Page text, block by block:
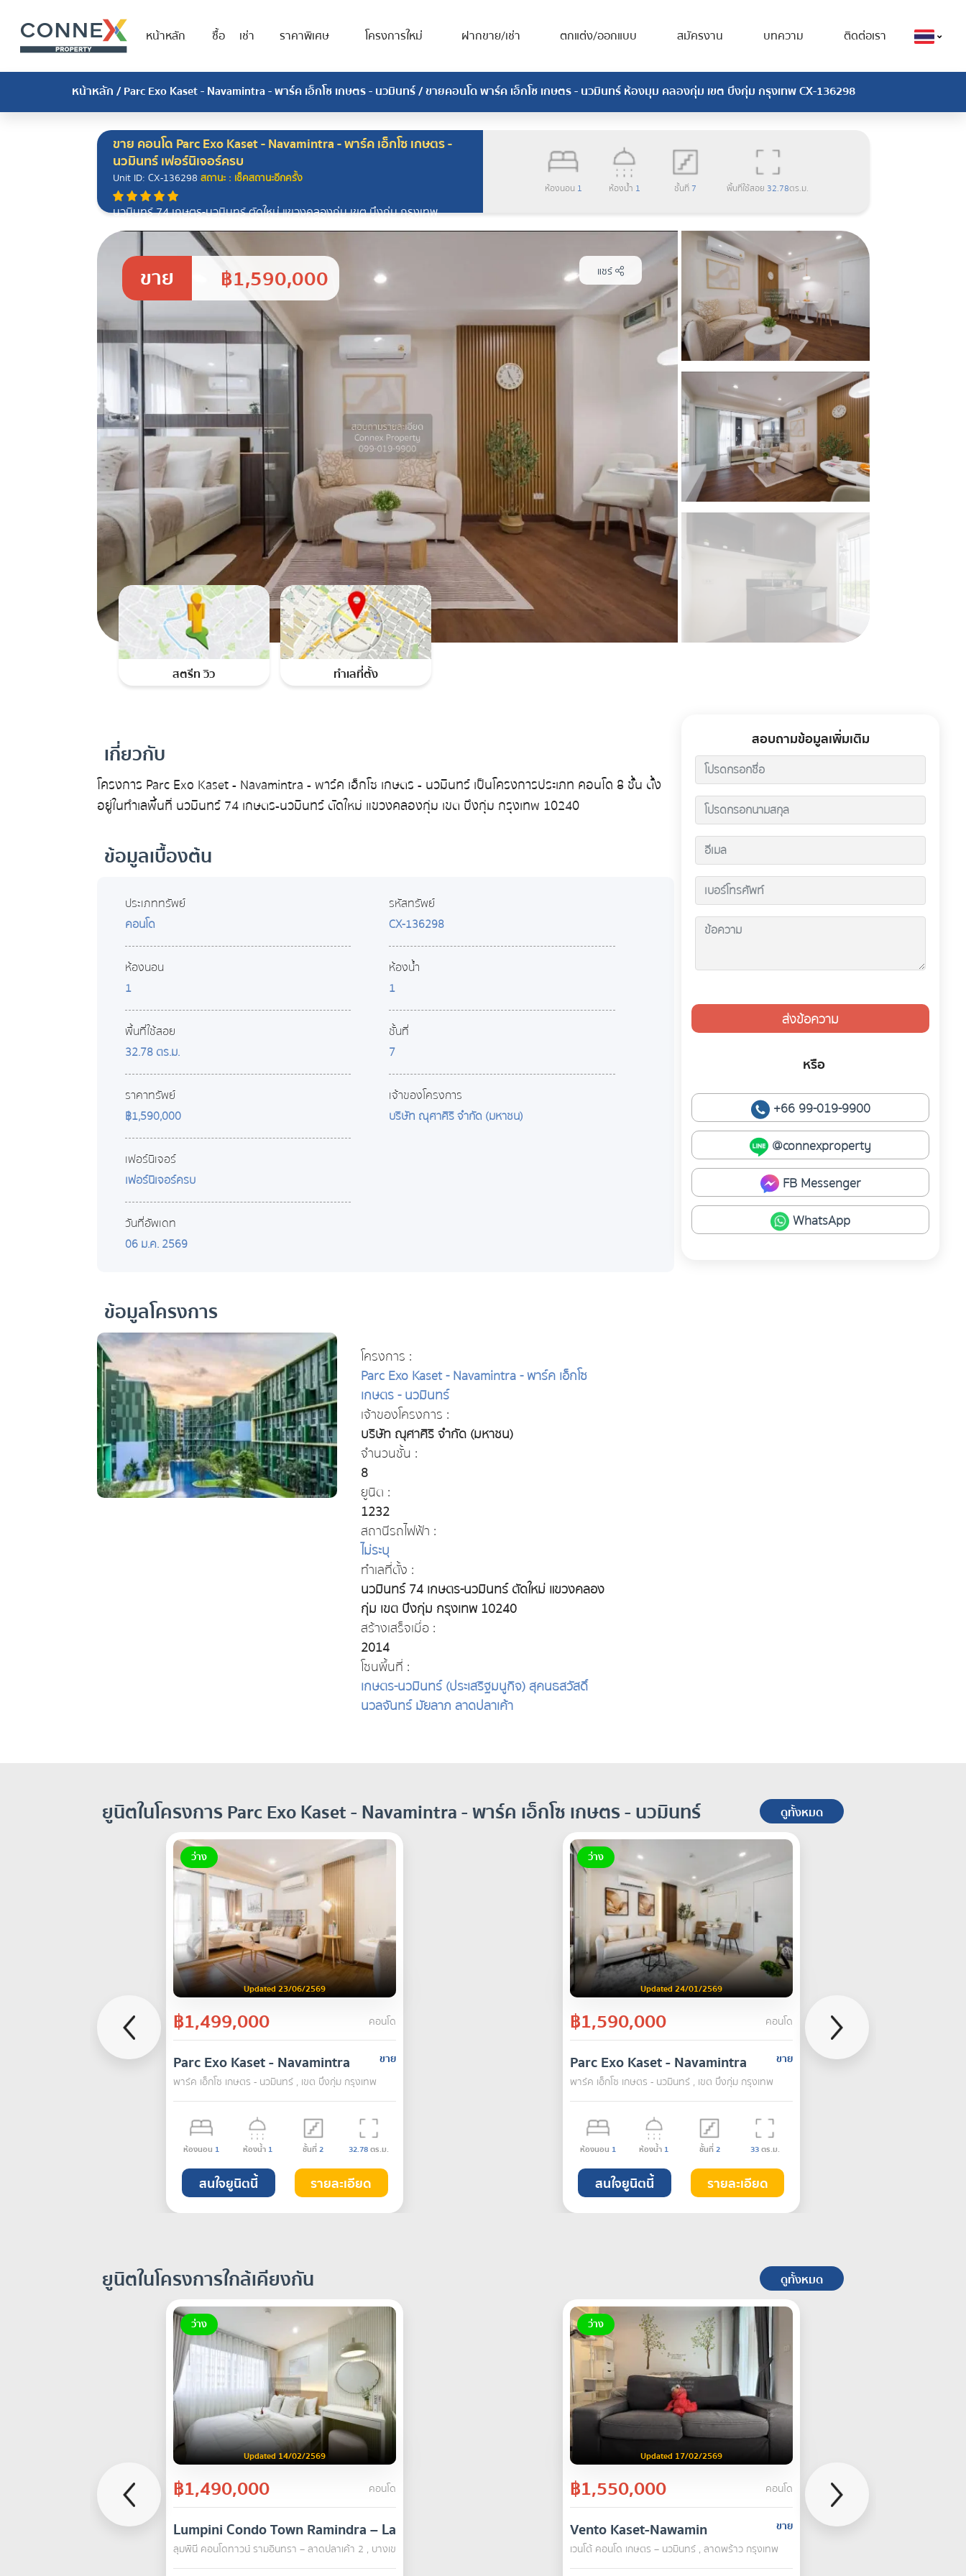
หน้าหลัก ซื้อ เช่า ราคาพิเศษ โครงการใหม่ ฝากขาย/เช่า ตกแต่ง/ออกแบบ สมัครงาน บทความ ติดต่อเรา
หน้าหลัก/Parc Exo Kaset - Navamintra - พาร์ค เอ็กโซ เกษตร - นวมินทร์/ ขายคอนโด พาร์ค เอ็กโซ เกษตร - นวมินทร์ ห้องมุม คลองกุ่ม เขต บึงกุ่ม กรุงเทพ CX-136298
ขาย คอนโด Parc Exo Kaset - Navamintra - พาร์ค เอ็กโซ เกษตร -
นวมินทร์ เฟอร์นิเจอร์ครบ
Unit ID: CX-136298 สถานะ : เช็คสถานะอีกครั้ง
นวมินทร์ 74 เกษตร-นวมินทร์ ตัดใหม่ แขวงคลองกุ่ม เขต บึงกุ่ม กรุงเทพ
10240
ห้องนอน 1 ห้องน้ำ 1 ชั้นที่ 7 พื้นที่ใช้สอย 32.78ตร.ม.
ขาย ฿1,590,000 แชร์
สตรีท วิว ทำเลที่ตั้ง
เกี่ยวกับ
โครงการ Parc Exo Kaset - Navamintra - พาร์ค เอ็กโซ เกษตร - นวมินทร์ เป็นโครงการประเภท คอนโด 8 ชั้น ตั้ง
อยู่ในทำเลพื้นที่ นวมินทร์ 74 เกษตร-นวมินทร์ ตัดใหม่ แขวงคลองกุ่ม เขต บึงกุ่ม กรุงเทพ 10240
ข้อมูลเบื้องต้น
ประเภททรัพย์
คอนโด
ห้องนอน
1
พื้นที่ใช้สอย
32.78 ตร.ม.
ราคาทรัพย์
฿1,590,000
เฟอร์นิเจอร์
เฟอร์นิเจอร์ครบ
วันที่อัพเดท
06 ม.ค. 2569
รหัสทรัพย์
CX-136298
ห้องน้ำ
1
ชั้นที่
7
เจ้าของโครงการ
บริษัท ณุศาศิริ จำกัด (มหาชน)
ข้อมูลโครงการ
โครงการ :
Parc Exo Kaset - Navamintra - พาร์ค เอ็กโซ
เกษตร - นวมินทร์
เจ้าของโครงการ :
บริษัท ณุศาศิริ จำกัด (มหาชน)
จำนวนชั้น :
8
ยูนิต :
1232
สถานีรถไฟฟ้า :
ไม่ระบุ
ทำเลที่ตั้ง :
นวมินทร์ 74 เกษตร-นวมินทร์ ตัดใหม่ แขวงคลอง
กุ่ม เขต บึงกุ่ม กรุงเทพ 10240
สร้างเสร็จเมื่อ :
2014
โซนพื้นที่ :
เกษตร-นวมินทร์ (ประเสริฐมนูกิจ) สุคนธสวัสดิ์
นวลจันทร์ มัยลาภ ลาดปลาเค้า
สอบถามข้อมูลเพิ่มเติม
ส่งข้อความ
หรือ
+66 99-019-9900
@connexproperty
FB Messenger
WhatsApp
ยูนิตในโครงการ Parc Exo Kaset - Navamintra - พาร์ค เอ็กโซ เกษตร - นวมินทร์ ดูทั้งหมด
ว่าง
Updated 23/06/2569
฿1,499,000 คอนโด
Parc Exo Kaset - Navamintra
ขาย
พาร์ค เอ็กโซ เกษตร - นวมินทร์ , เขต บึงกุ่ม กรุงเทพ
ห้องนอน 1 ห้องน้ำ 1 ชั้นที่2 32.78ตร.ม.
สนใจยูนิตนี้ รายละเอียด
ว่าง
Updated 24/01/2569
฿1,590,000 คอนโด
Parc Exo Kaset - Navamintra
ขาย
พาร์ค เอ็กโซ เกษตร - นวมินทร์ , เขต บึงกุ่ม กรุงเทพ
ห้องนอน 1 ห้องน้ำ 1 ชั้นที่2 33ตร.ม.
สนใจยูนิตนี้ รายละเอียด
ยูนิตในโครงการใกล้เคียงกัน ดูทั้งหมด
ว่าง
Updated 14/02/2569
฿1,490,000 คอนโด
Lumpini Condo Town Ramindra – Latplakhao 2
ขาย
ลุมพินี คอนโดทาวน์ รามอินทรา – ลาดปลาเค้า 2 , บางเขน กรุงเทพ
ว่าง
Updated 17/02/2569
฿1,550,000 คอนโด
Vento Kaset-Nawamin
ขาย
เวนโต้ คอนโด เกษตร – นวมินทร์ , ลาดพร้าว กรุงเทพ